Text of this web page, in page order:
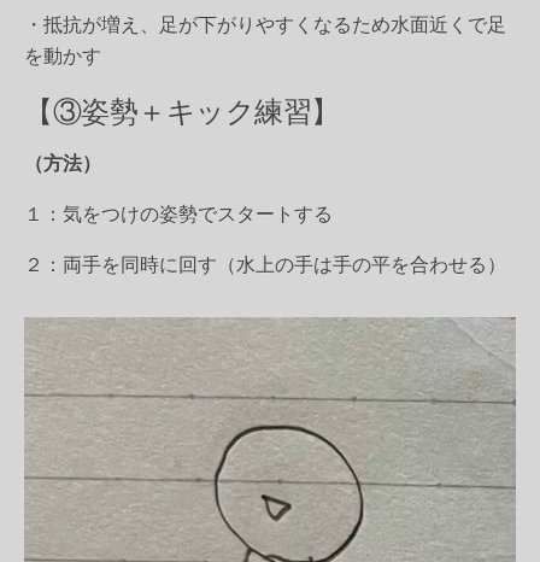
・抵抗が増え、足が下がりやすくなるため水面近くで足
を動かす
【③姿勢＋キック練習】
（方法）
１：気をつけの姿勢でスタートする
２：両手を同時に回す（水上の手は手の平を合わせる）